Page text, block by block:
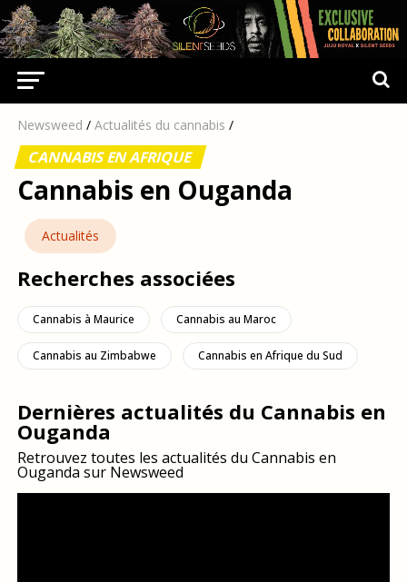
Newsweed / Actualités du cannabis /
CANNABIS EN AFRIQUE
Cannabis en Ouganda
Actualités
Recherches associées
Cannabis à Maurice Cannabis au Maroc
Cannabis au Zimbabwe Cannabis en Afrique du Sud
Dernières actualités du Cannabis en
Ouganda
Retrouvez toutes les actualités du Cannabis en
Ouganda sur Newsweed